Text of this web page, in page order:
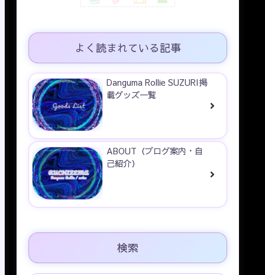
よく読まれている記事
Danguma Rollie SUZURI掲
載グッズ一覧
ABOUT（ブログ案内・自
己紹介）
検索